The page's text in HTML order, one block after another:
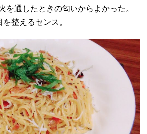
を通したときの匂いからよかった。
整えるセンス。